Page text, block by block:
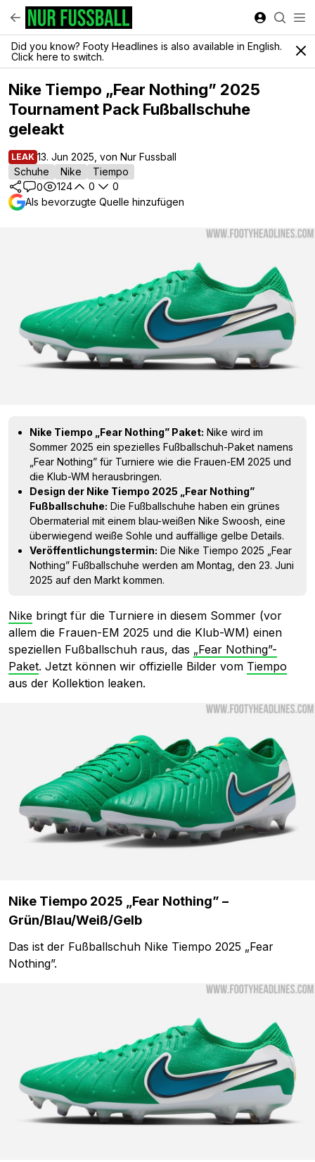
Did you know? Footy Headlines is also available in English.
Click here to switch.
Nike Tiempo „Fear Nothing” 2025
Tournament Pack Fußballschuhe
geleakt
LEAK 13. Jun 2025, von Nur Fussball
Schuhe
Nike
Tiempo
0
124 0
0
Als bevorzugte Quelle hinzufügen
Nike Tiempo „Fear Nothing” Paket: Nike wird im
Sommer 2025 ein spezielles Fußballschuh-Paket namens
„Fear Nothing” für Turniere wie die Frauen-EM 2025 und
die Klub-WM herausbringen.
Design der Nike Tiempo 2025 „Fear Nothing”
Fußballschuhe: Die Fußballschuhe haben ein grünes
Obermaterial mit einem blau-weißen Nike Swoosh, eine
überwiegend weiße Sohle und auffällige gelbe Details.
Veröffentlichungstermin: Die Nike Tiempo 2025 „Fear
Nothing” Fußballschuhe werden am Montag, den 23. Juni
2025 auf den Markt kommen.
Nike bringt für die Turniere in diesem Sommer (vor
allem die Frauen-EM 2025 und die Klub-WM) einen
speziellen Fußballschuh raus, das „Fear Nothing”-
Paket. Jetzt können wir offizielle Bilder vom Tiempo
aus der Kollektion leaken.
Nike Tiempo 2025 „Fear Nothing” –
Grün/Blau/Weiß/Gelb
Das ist der Fußballschuh Nike Tiempo 2025 „Fear
Nothing”.